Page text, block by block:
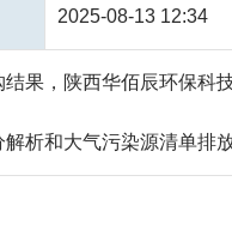
2025-08-13 12:34
果，陕西华佰辰环保科
析和大气污染源清单排